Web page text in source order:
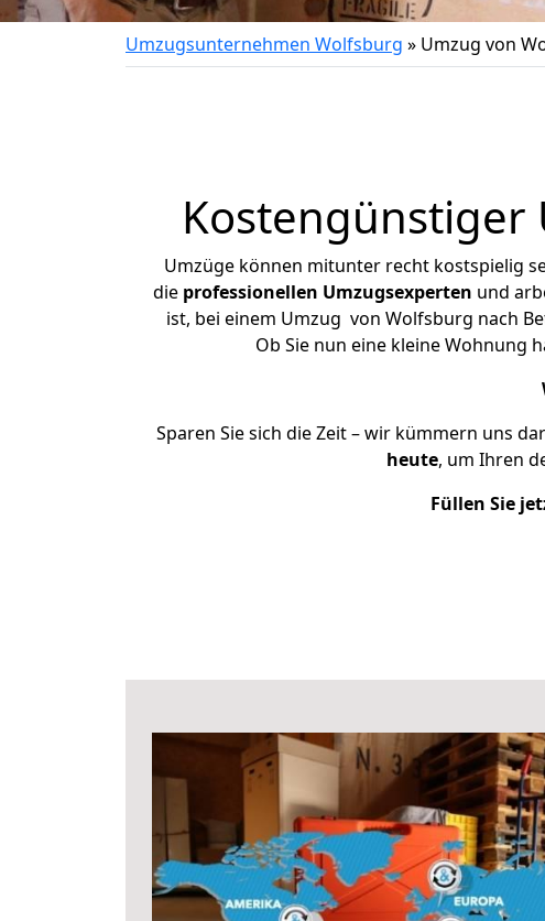
Umzugsunternehmen Wolfsburg » Umzug von
Kostengünstiger
Umzüge können mitunter recht kostspielig
die professionellen Umzugsexperten und
ist, bei einem Umzug von Wolfsburg nach
Ob Sie nun eine kleine Wohnung
Sparen Sie sich die Zeit – wir kümmern uns
heute, um Ihren
Füllen Sie